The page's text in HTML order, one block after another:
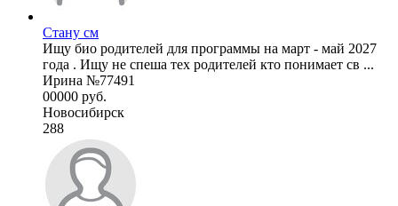
Стану см
Ищу био родителей для программы на март - май 2027
года . Ищу не спеша тех родителей кто понимает св ...
Ирина №77491
00000 руб.
Новосибирск
288